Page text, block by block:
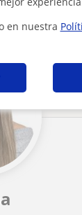
en nuestra